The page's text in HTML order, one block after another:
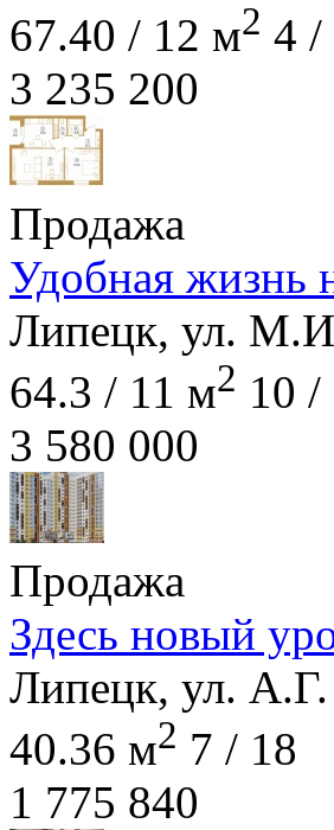
67.40 / 12 м2 4 /
3 235 200
Продажа
Удобная жизнь
Липецк, ул.
64.3 / 11 м2 10 /
3 580 000
Продажа
Здесь новый
Липецк, ул. А.Г.
40.36 м2 7 / 18
1 775 840